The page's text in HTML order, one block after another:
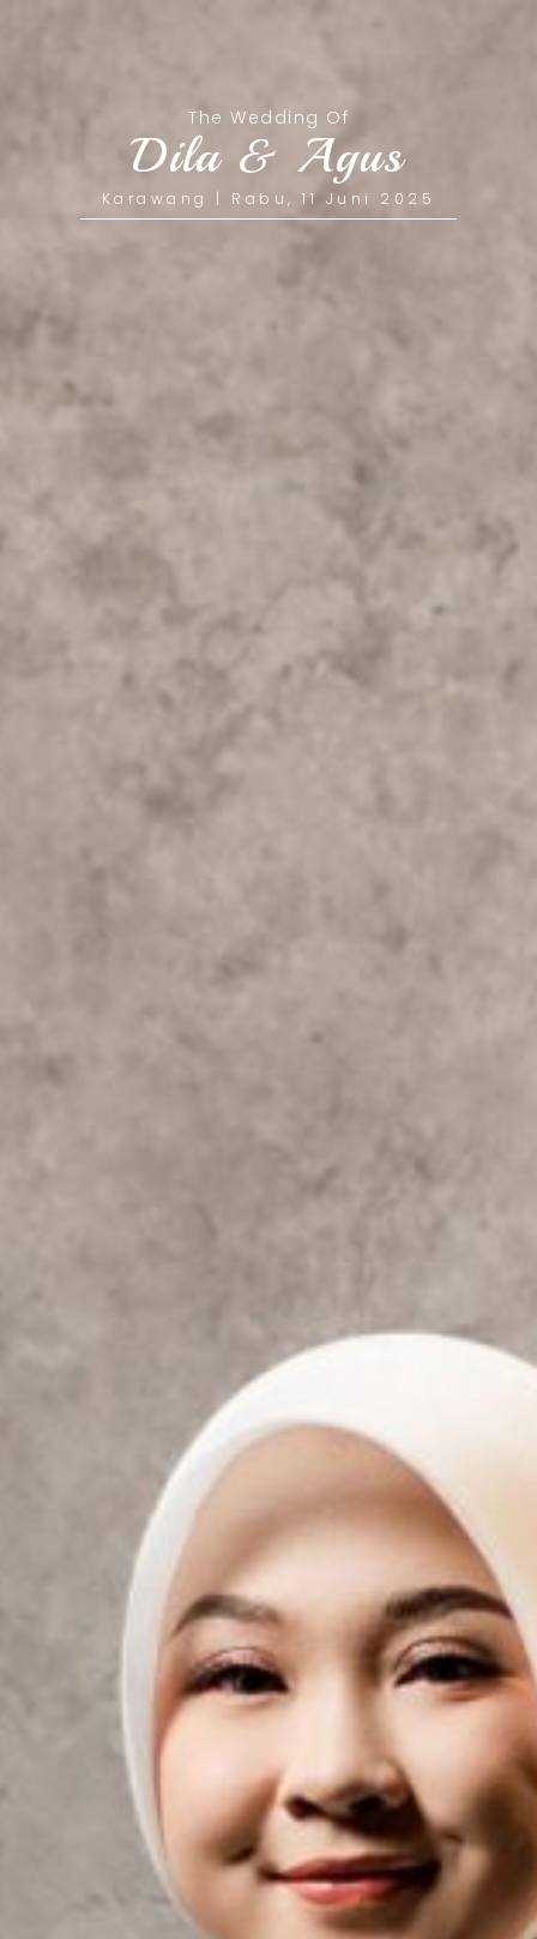
The Wedding Of
Dila & Agus
Karawang | Rabu, 11 Juni 2025